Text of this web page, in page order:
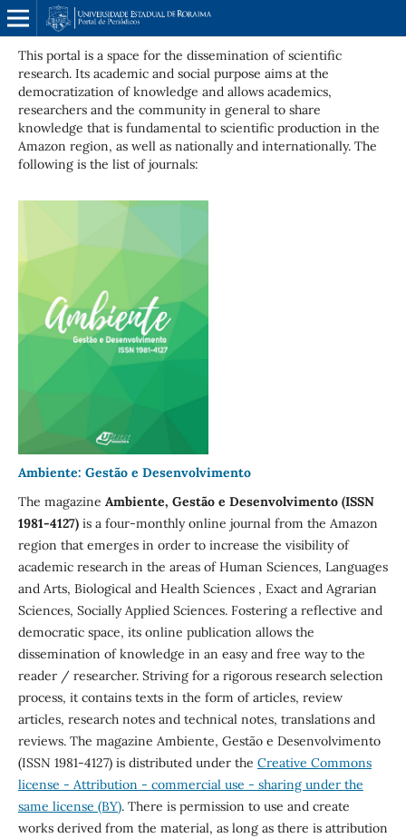
This portal is a space for the dissemination of scientific
research. Its academic and social purpose aims at the
democratization of knowledge and allows academics,
researchers and the community in general to share
knowledge that is fundamental to scientific production in the
Amazon region, as well as nationally and internationally. The
following is the list of journals:
Ambiente: Gestão e Desenvolvimento
The magazine Ambiente, Gestão e Desenvolvimento (ISSN
1981-4127)is a four-monthly online journal from the Amazon
region that emerges in order to increase the visibility of
academic research in the areas of Human Sciences, Languages
​​and Arts, Biological and Health Sciences , Exact and Agrarian
Sciences, Socially Applied Sciences. Fostering a reflective and
democratic space, its online publication allows the
dissemination of knowledge in an easy and free way to the
reader / researcher. Striving for a rigorous research selection
process, it contains texts in the form of articles, review
articles, research notes and technical notes, translations and
reviews. The magazine Ambiente, Gestão e Desenvolvimento
(ISSN 1981-4127) is distributed under the Creative Commons
license - Attribution - commercial use - sharing under the
same license (BY). There is permission to use and create
works derived from the material, as long as there is attribution